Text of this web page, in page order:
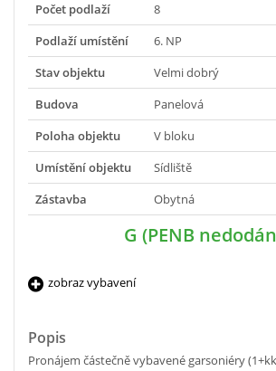
Počet podlaží
8
Podlaží umístění
6. NP
Stav objektu
Velmi dobrý
Budova
Panelová
Poloha objektu
V bloku
Umístění objektu
Sídliště
Zástavba
Obytná
G (PENB
zobraz vybavení
Popis
Pronájem částečně vybavené garsoniéry